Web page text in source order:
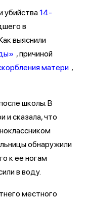
убийства14-
в
выяснили
, причиной
матери ,
школы. В
и сказала, что
обнаружили
к ее ногам
в воду.
местного